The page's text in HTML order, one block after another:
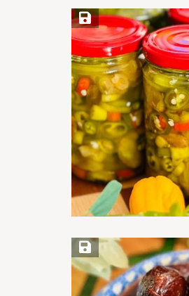
Save Recipe
Save Recipe